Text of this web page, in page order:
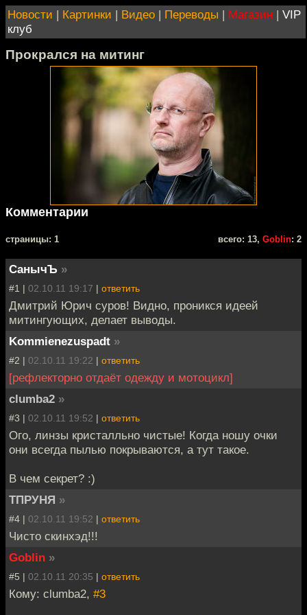
Новости | Картинки | Видео | Переводы | Магазин | VIP
клуб
Прокрался на митинг
Комментарии
cтраницы: 1 всего: 13, Goblin: 2
СанычЪ »
#1 | 02.10.11 19:17 | ответить
Дмитрий Юрич суров! Видно, проникся идеей
митингующих, делает выводы.
Kommienezuspadt »
#2 | 02.10.11 19:22 | ответить
[рефлекторно отдаёт одежду и мотоцикл]
clumba2 »
#3 | 02.10.11 19:52 | ответить
Ого, линзы кристалльно чистые! Когда ношу очки
они всегда пылью покрываются, а тут такое.
В чем секрет? :)
ТПРУНЯ »
#4 | 02.10.11 19:52 | ответить
Чисто скинхэд!!!
Goblin »
#5 | 02.10.11 20:35 | ответить
Кому: clumba2, #3